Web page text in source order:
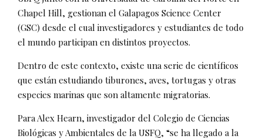
Chapel Hill, gestionan el Galapagos Science Center
(GSC) desde el cual investigadores y estudiantes de todo
el mundo participan en distintos proyectos.
Dentro de este contexto, existe una serie de científicos
que están estudiando tiburones, aves, tortugas y otras
especies marinas que son altamente migratorias.
Para Alex Hearn, investigador del Colegio de Ciencias
Biológicas y Ambientales de la USFQ, “se ha llegado a la